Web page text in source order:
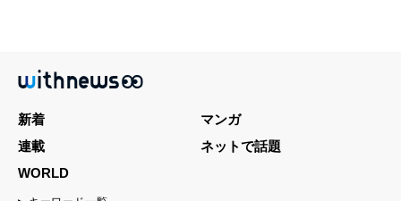
新着
マンガ
連載
ネットで話題
WORLD